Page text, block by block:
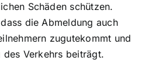
Schäden schützen.
die Abmeldung auch
zugutekommt und
des Verkehrs beiträgt.